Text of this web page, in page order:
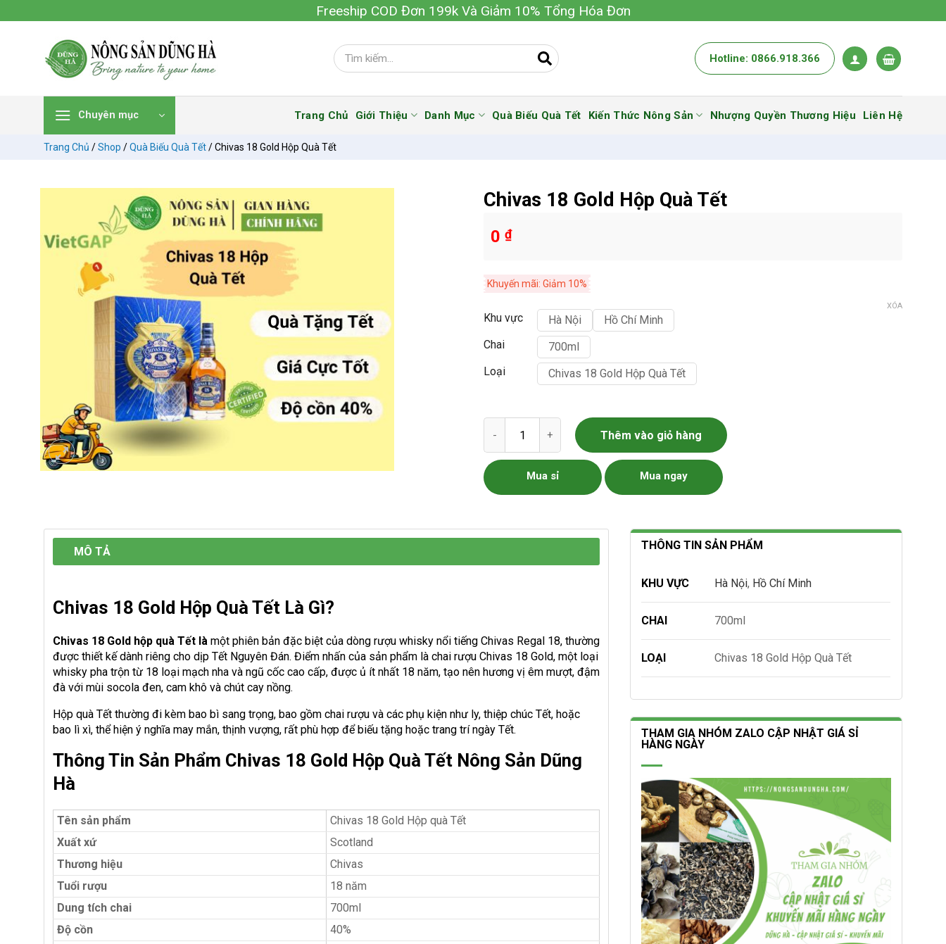
đến
Freeship COD Đơn 199k Và Giảm 10% Tổng Hóa Đơn
Hotline: 0866.918.366
Chuyên mục Trang Chủ Giới Thiệu Danh Mục Quà Biếu Quà Tết Kiến Thức Nông Sản Nhượng Quyền Thương Hiệu Liên Hệ
Trang Chủ /Shop /Quà Biếu Quà Tết/Chivas 18 Gold Hộp Quà Tết
Chivas 18 Gold Hộp Quà Tết
0 ₫
Khuyến mãi: Giảm 10%
Khu vực Hà Nội
Hồ Chí Minh
Chai
700ml
Loại
Chivas 18 Gold Hộp Quà Tết
XÓA
Chivas 18 Gold Hộp Quà Tết số lượng
Thêm vào giỏ hàng
Mua sỉ Mua ngay
MÔ TẢ
Chivas 18 Gold Hộp Quà Tết Là Gì?
Chivas 18 Gold hộp quà Tết là một phiên bản đặc biệt của dòng rượu whisky nổi tiếng Chivas Regal 18, thường
được thiết kế dành riêng cho dịp Tết Nguyên Đán. Điểm nhấn của sản phẩm là chai rượu Chivas 18 Gold, một loại
whisky pha trộn từ 18 loại mạch nha và ngũ cốc cao cấp, được ủ ít nhất 18 năm, tạo nên hương vị êm mượt, đậm
đà với mùi socola đen, cam khô và chút cay nồng.
Hộp quà Tết thường đi kèm bao bì sang trọng, bao gồm chai rượu và các phụ kiện như ly, thiệp chúc Tết, hoặc
bao lì xì, thể hiện ý nghĩa may mắn, thịnh vượng, rất phù hợp để biếu tặng hoặc trang trí ngày Tết.
Thông Tin Sản Phẩm Chivas 18 Gold Hộp Quà Tết Nông Sản Dũng
Hà
Tên sản phẩm
Chivas 18 Gold Hộp quà Tết
Xuất xứ
Scotland
Thương hiệu
Chivas
Tuổi rượu
18 năm
Dung tích chai
700ml
Độ cồn
40%
THÔNG TIN SẢN PHẨM
KHU VỰC Hà Nội, Hồ Chí Minh
CHAI 700ml
LOẠI Chivas 18 Gold Hộp Quà Tết
THAM GIA NHÓM ZALO CẬP NHẬT GIÁ SỈ
HÀNG NGÀY